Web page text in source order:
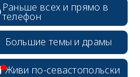
Раньше всех и прямо в
телефон
Большие темы и драмы
Живи по-севастопольски